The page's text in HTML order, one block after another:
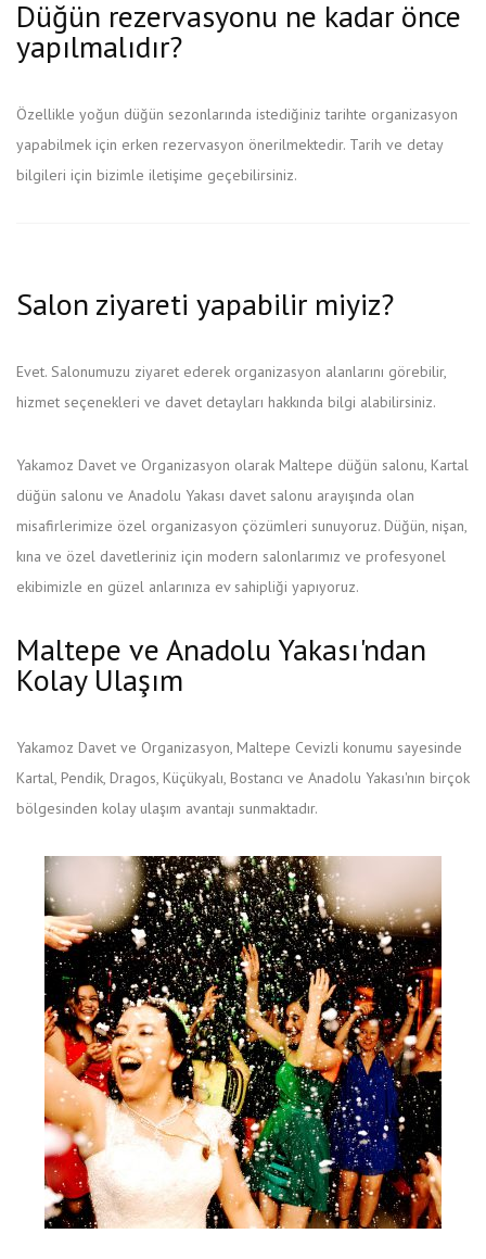
Düğün rezervasyonu ne kadar önce
yapılmalıdır?
Özellikle yoğun düğün sezonlarında istediğiniz tarihte organizasyon
yapabilmek için erken rezervasyon önerilmektedir. Tarih ve detay
bilgileri için bizimle iletişime geçebilirsiniz.
Salon ziyareti yapabilir miyiz?
Evet. Salonumuzu ziyaret ederek organizasyon alanlarını görebilir,
hizmet seçenekleri ve davet detayları hakkında bilgi alabilirsiniz.
Yakamoz Davet ve Organizasyon olarak Maltepe düğün salonu, Kartal
düğün salonu ve Anadolu Yakası davet salonu arayışında olan
misafirlerimize özel organizasyon çözümleri sunuyoruz. Düğün, nişan,
kına ve özel davetleriniz için modern salonlarımız ve profesyonel
ekibimizle en güzel anlarınıza ev sahipliği yapıyoruz.
Maltepe ve Anadolu Yakası'ndan
Kolay Ulaşım
Yakamoz Davet ve Organizasyon, Maltepe Cevizli konumu sayesinde
Kartal, Pendik, Dragos, Küçükyalı, Bostancı ve Anadolu Yakası'nın birçok
bölgesinden kolay ulaşım avantajı sunmaktadır.